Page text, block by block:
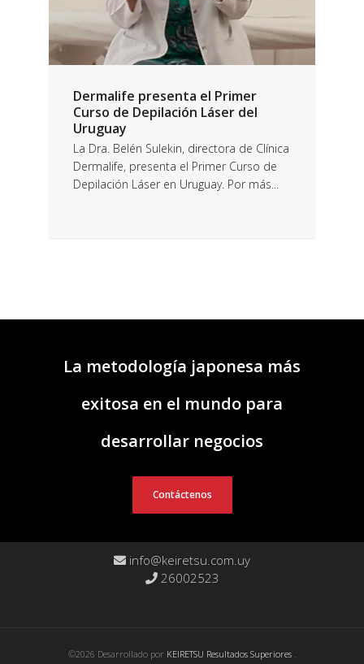
Dermalife presenta el Primer
Curso de Depilación Láser del
Uruguay
La Dra. Belén Sulekin, directora de Clínica
Dermalife, presenta el Primer Curso de
Depilación Láser en Uruguay. Por más...
La metodología japonesa más
exitosa en el mundo para
desarrollar negocios
Contáctenos
info@keiretsu.com.uy
26002523
©2026 Desarrollado por KEIRETSU Resultados Superiores